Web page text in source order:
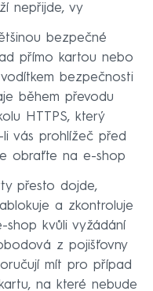
nepřijde, vy
bezpečné
přímo kartou nebo
bezpečnosti
během převodu
HTTPS, který
vás prohlížeč před
obraťte na e-shop
přesto dojde,
a zkontroluje
shop kvůli vyžádání
z pojišťovny
mít pro případ
na které nebude